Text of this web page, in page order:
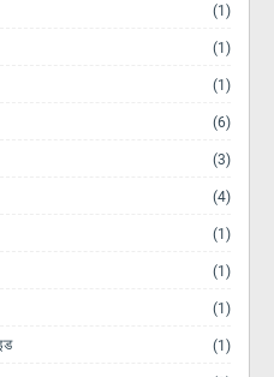
(1)
(1)
(1)
(6)
(3)
(4)
(1)
(1)
(1)
(1)